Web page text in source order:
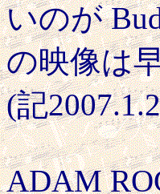
いのが
の映像は
(記
ADAM